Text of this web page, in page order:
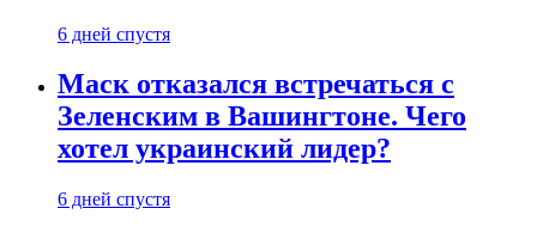
6 дней спустя
Маск отказался встречаться с
Зеленским в Вашингтоне. Чего
хотел украинский лидер?
6 дней спустя